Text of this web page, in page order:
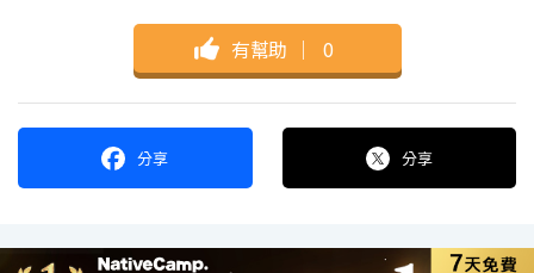
有幫助 ｜ 0
分享 分享